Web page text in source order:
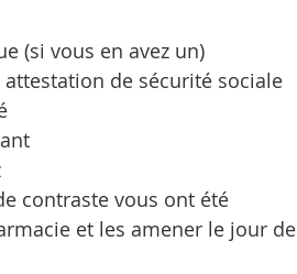
(si vous en avez un)
de sécurité sociale
contraste vous ont été
et les amener le jour de